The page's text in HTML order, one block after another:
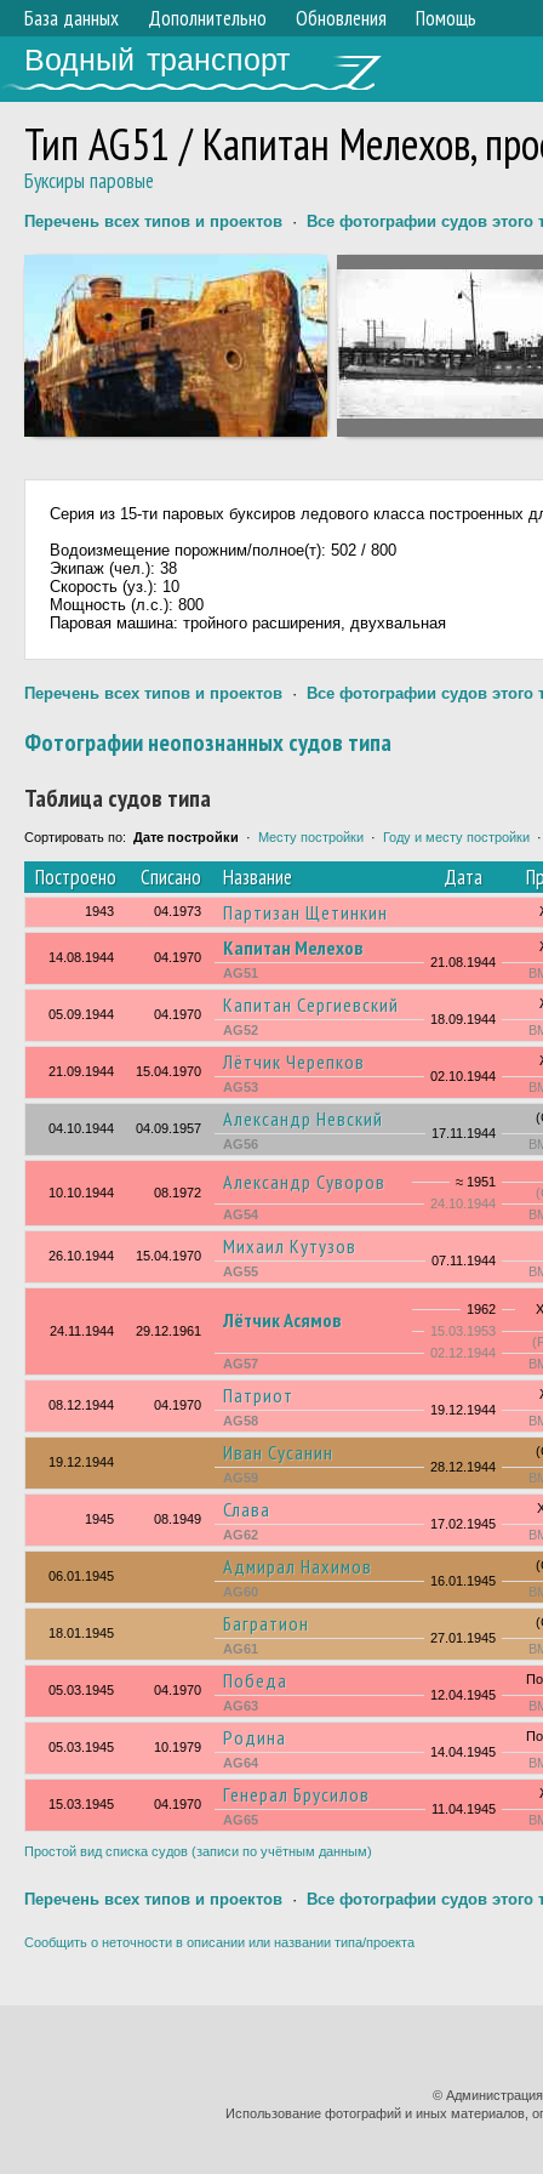
База данных Дополнительно Обновления Помощь
Водный транспорт
Тип AG51 / Капитан Мелехов,
Буксиры паровые
Перечень всех типов и проектов · Все фотографии судов этого
Серия из 15-ти паровых буксиров ледового класса
Водоизмещение порожним/полное(т): 502 / 800
Экипаж (чел.): 38
Скорость (уз.): 10
Мощность (л.с.): 800
Паровая машина: тройного расширения, двухвальная
Перечень всех типов и проектов · Все фотографии судов этого
Фотографии неопознанных судов типа
Таблица судов типа
Сортировать по: Дате постройки · Месту постройки · Году и месту постройки
Построено Списано Название Дата
1943 04.1973 Партизан Щетинкин
14.08.1944 04.1970 Капитан Мелехов
21.08.1944
AG51
05.09.1944 04.1970 Капитан Сергиевский
18.09.1944
AG52
21.09.1944 15.04.1970 Лётчик Черепков
02.10.1944
AG53
04.10.1944 04.09.1957 Александр Невский
17.11.1944
AG56
10.10.1944 08.1972 Александр Суворов
≈ 1951
24.10.1944
AG54
26.10.1944 15.04.1970 Михаил Кутузов
07.11.1944
AG55
24.11.1944 29.12.1961 Лётчик Асямов 1962
15.03.1953
02.12.1944
AG57
08.12.1944 04.1970 Патриот
19.12.1944
AG58
19.12.1944 Иван Сусанин
28.12.1944
AG59
1945 08.1949 Слава
17.02.1945
AG62
06.01.1945 Адмирал Нахимов
16.01.1945
AG60
18.01.1945 Багратион
27.01.1945
AG61
05.03.1945 04.1970 Победа
12.04.1945
AG63
05.03.1945 10.1979 Родина
14.04.1945
AG64
15.03.1945 04.1970 Генерал Брусилов
11.04.1945
AG65
Простой вид списка судов (записи по учётным данным)
Перечень всех типов и проектов · Все фотографии судов этого
Сообщить о неточности в описании или названии типа/проекта
©
Использование фотографий и иных материалов,